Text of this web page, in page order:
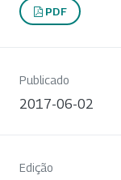
PDF
Publicado
2017-06-02
Edição